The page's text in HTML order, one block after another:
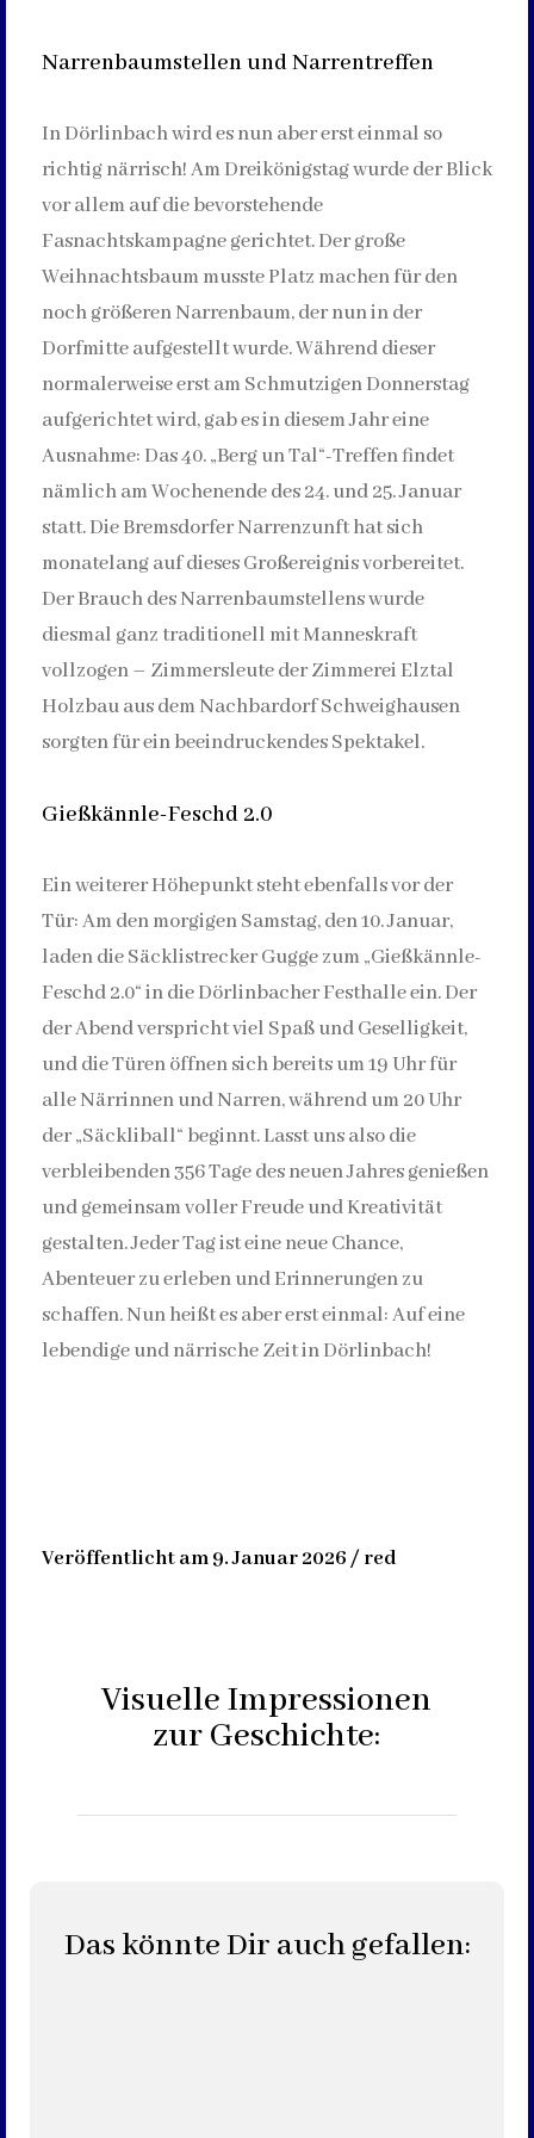
Narrenbaumstellen und Narrentreffen
In Dörlinbach wird es nun aber erst einmal so
richtig närrisch! Am Dreikönigstag wurde der Blick
vor allem auf die bevorstehende
Fasnachtskampagne gerichtet. Der große
Weihnachtsbaum musste Platz machen für den
noch größeren Narrenbaum, der nun in der
Dorfmitte aufgestellt wurde. Während dieser
normalerweise erst am Schmutzigen Donnerstag
aufgerichtet wird, gab es in diesem Jahr eine
Ausnahme: Das 40. „Berg un Tal“-Treffen findet
nämlich am Wochenende des 24. und 25. Januar
statt. Die Bremsdorfer Narrenzunft hat sich
monatelang auf dieses Großereignis vorbereitet.
Der Brauch des Narrenbaumstellens wurde
diesmal ganz traditionell mit Manneskraft
vollzogen – Zimmersleute der Zimmerei Elztal
Holzbau aus dem Nachbardorf Schweighausen
sorgten für ein beeindruckendes Spektakel.
Gießkännle-Feschd 2.0
Ein weiterer Höhepunkt steht ebenfalls vor der
Tür: Am den morgigen Samstag, den 10. Januar,
laden die Säcklistrecker Gugge zum „Gießkännle-
Feschd 2.0“ in die Dörlinbacher Festhalle ein. Der
der Abend verspricht viel Spaß und Geselligkeit,
und die Türen öffnen sich bereits um 19 Uhr für
alle Närrinnen und Narren, während um 20 Uhr
der „Säckliball“ beginnt. Lasst uns also die
verbleibenden 356 Tage des neuen Jahres genießen
und gemeinsam voller Freude und Kreativität
gestalten. Jeder Tag ist eine neue Chance,
Abenteuer zu erleben und Erinnerungen zu
schaffen. Nun heißt es aber erst einmal: Auf eine
lebendige und närrische Zeit in Dörlinbach!
Veröffentlicht am 9. Januar 2026 / red
Visuelle Impressionen
zur Geschichte:
Das könnte Dir auch gefallen: